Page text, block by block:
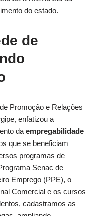
do estado.
de
Promoção e Relações
enfatizou a
da empregabilidade
que se beneficiam
programas de
Senac de
Emprego (PPE), o
Comercial e os cursos
cadastramos as